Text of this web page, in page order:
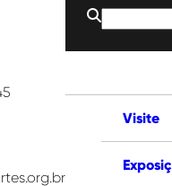
Buscar
por:
Visite